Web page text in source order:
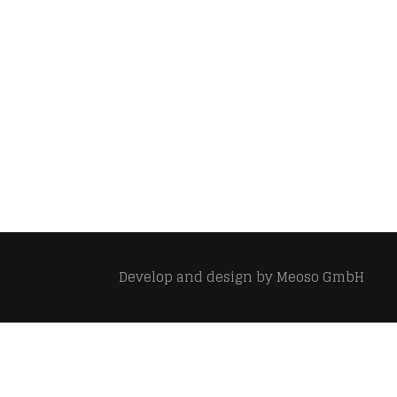
Develop and design byMeoso GmbH